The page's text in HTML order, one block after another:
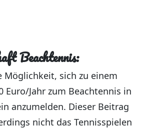
Beachtennis:
Möglichkeit, sich zu einem
Euro/Jahr zum Beachtennis in
anzumelden. Dieser Beitrag
nicht das Tennisspielen